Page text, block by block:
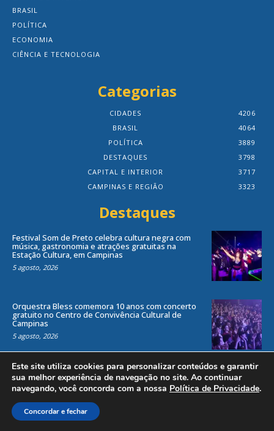
BRASIL
POLÍTICA
ECONOMIA
CIÊNCIA E TECNOLOGIA
Categorias
CIDADES
4206
BRASIL
4064
POLÍTICA
3889
DESTAQUES
3798
CAPITAL E INTERIOR
3717
CAMPINAS E REGIÃO
3323
Destaques
Festival Som de Preto celebra cultura negra com
música, gastronomia e atrações gratuitas na
Estação Cultura, em Campinas
5 agosto, 2026
Orquestra Bless comemora 10 anos com concerto
gratuito no Centro de Convivência Cultural de
Campinas
5 agosto, 2026
Todos os direitos reservados ao site Jornal Local® -by
Agência Criosites (
Este site utiliza cookies para personalizar conteúdos e garantir
sua melhor experiência de navegação no site. Ao continuar
navegando, você concorda com a nossa Política de Privacidade.
Concordar e fechar